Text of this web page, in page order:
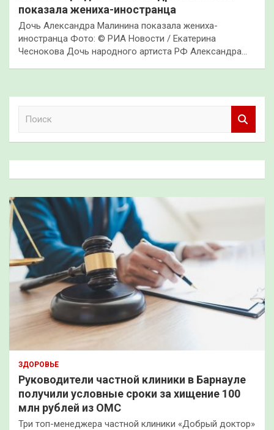
показала жениха-иностранца
Дочь Александра Малинина показала жениха-
иностранца Фото: © РИА Новости / Екатерина
Чеснокова Дочь народного артиста РФ Александра…
к
ЗДОРОВЬЕ
Руководители частной клиники в Барнауле
получили условные сроки за хищение 100
млн рублей из ОМС
Три топ-менеджера частной клиники «Добрый доктор»